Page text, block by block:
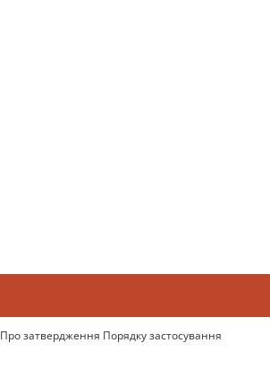
Про затвердження Порядку застосування